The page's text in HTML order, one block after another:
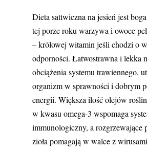
Dieta sattwiczna na jesień jest
tej porze roku warzywa i owoce
– królowej witamin jeśli chodzi o
odporności. Łatwostrawna i lekka
obciążenia systemu trawiennego,
organizm w sprawności i dobrym
energii. Większa ilość olejów
w kwasu omega-3 wspomaga
immunologiczny, a rozgrzewające
zioła pomagają w walce z